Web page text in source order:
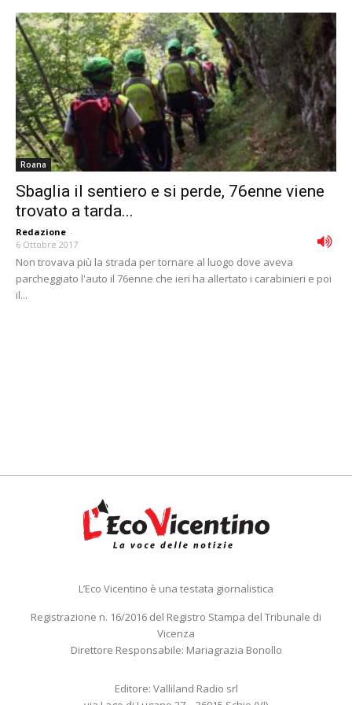
Roana
Sbaglia il sentiero e si perde, 76enne viene
trovato a tarda...
Redazione -
6 Ottobre 2017
Non trovava più la strada per tornare al luogo dove aveva
parcheggiato l'auto il 76enne che ieri ha allertato i carabinieri e poi
il...
L’Eco Vicentino è una testata giornalistica
Registrazione n. 16/2016 del Registro Stampa del Tribunale di
Vicenza
Direttore Responsabile: Mariagrazia Bonollo
Editore: Valliland Radio srl